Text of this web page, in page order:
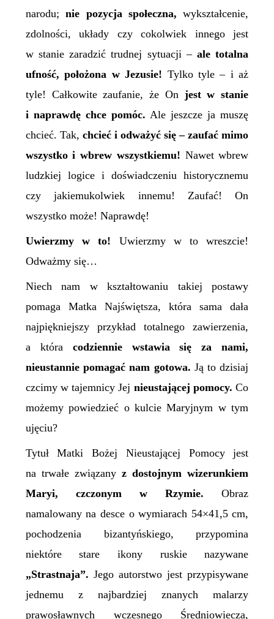
narodu; nie pozycja społeczna, wykształcenie,
zdolności, układy czy cokolwiek innego jest
w stanie zaradzić trudnej sytuacji – ale totalna
ufność, położona w Jezusie! Tylko tyle – iaż
tyle! Całkowite zaufanie, że Onjest w stanie
i naprawdę chce pomóc.Ale jeszcze ja muszę
chcieć. Tak, chcieć i odważyć się – zaufać mimo
wszystko i wbrew wszystkiemu! Nawet wbrew
ludzkiej logice i doświadczeniu historycznemu
czy jakiemukolwiek innemu! Zaufać! On
wszystko może! Naprawdę!
Uwierzmy w to! Uwierzmy w to wreszcie!
Odważmy się…
Niech nam w kształtowaniu takiej postawy
pomaga Matka Najświętsza, która sama dała
najpiękniejszy przykład totalnego zawierzenia,
a która codziennie wstawia się za nami,
nieustannie pomagać nam gotowa. Ją to dzisiaj
czcimy w tajemnicy Jej nieustającej pomocy.Co
możemy powiedzieć o kulcie Maryjnym w tym
ujęciu?
Tytuł Matki Bożej Nieustającej Pomocy jest
na trwałe związanyz dostojnym wizerunkiem
Maryi, czczonym w Rzymie.Obraz
namalowany na desce o wymiarach 54×41,5 cm,
pochodzenia bizantyńskiego, przypomina
niektóre stare ikony ruskie nazywane
„Strastnaja”. Jego autorstwo jest przypisywane
jednemu z najbardziej znanych malarzy
prawosławnych wczesnego Średniowiecza,